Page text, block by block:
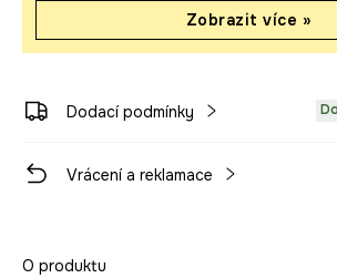
Zobrazit více »
Dodací podmínky
Vrácení a reklamace
O produktu